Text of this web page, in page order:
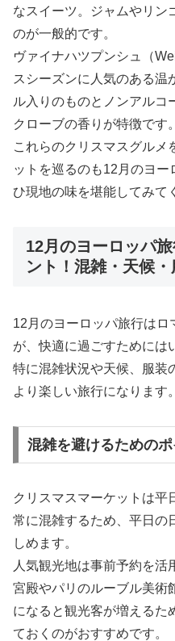
なスイーツ。ジャムやリン
のが一般的です。
ヴァイナハツプンシュ（
スシーズンに人気のある温
ル入りのものとノンアルコ
クローブの香りが特徴です。
これらのクリスマスグルメ
ットを巡るのも12月のヨ
ひ現地の味を堪能してみて
12月のヨーロッパ
ント！混雑・天候
12月のヨーロッパ旅行は
が、快適に過ごすためには
特に混雑状況や天候、服装
より楽しい旅行になります。
混雑を避けるためのポ
クリスマスマーケットは平
常に混雑するため、平日の
しめます。
人気観光地は事前予約を活
宮殿やパリのルーブル美術
になると観光客が増えるた
ておくのがおすすめです。